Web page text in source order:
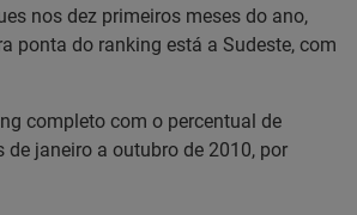
nos dez primeiros meses do ano,
ponta do ranking está a Sudeste, com
completo com o percentual de
de janeiro a outubro de 2010, por